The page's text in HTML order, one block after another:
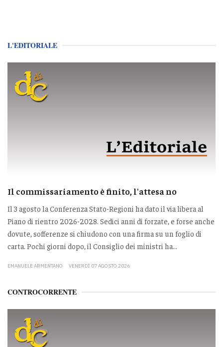
L'EDITORIALE
Il commissariamento è finito, l'attesa no
Il 3 agosto la Conferenza Stato-Regioni ha dato il via libera al
Piano di rientro 2026-2028. Sedici anni di forzate, e forse anche
dovute, sofferenze si chiudono con una firma su un foglio di
carta. Pochi giorni dopo, il Consiglio dei ministri ha...
EMANUELE ARMENTANO VENERDÌ 07 AGOSTO 2026
CONTROCORRENTE